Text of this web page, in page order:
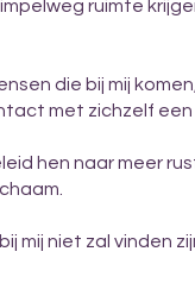
ruimte
die bij mij
met zichzelf een
hen naar meer
mij niet zal vinden